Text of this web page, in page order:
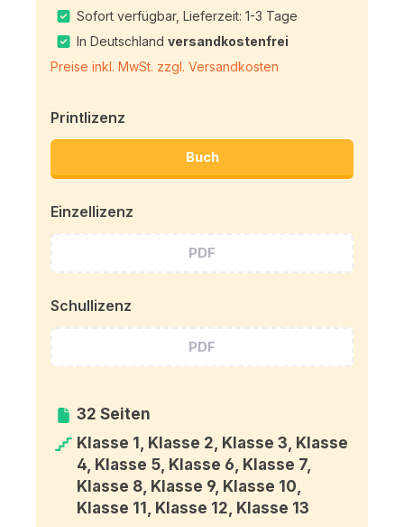
Sofort verfügbar, Lieferzeit: 1-3 Tage
In Deutschlandversandkostenfrei
Preise inkl. MwSt. zzgl. Versandkosten
Printlizenz
Buch
Einzellizenz
PDF
Schullizenz
PDF
32 Seiten
Klasse 1, Klasse 2, Klasse 3, Klasse
4, Klasse 5, Klasse 6, Klasse 7,
Klasse 8, Klasse 9, Klasse 10,
Klasse 11, Klasse 12, Klasse 13